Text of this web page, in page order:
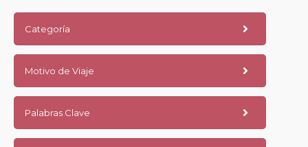
Categoría
Motivo de Viaje
Palabras Clave